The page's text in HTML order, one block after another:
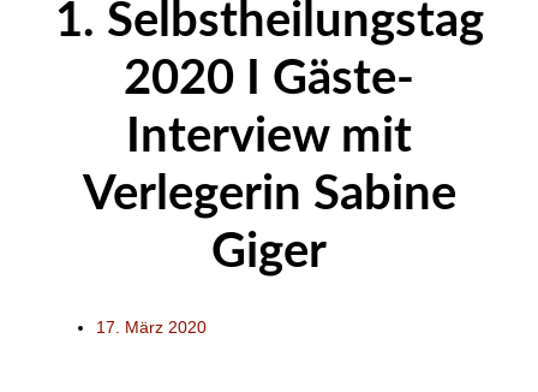
1. Selbstheilungstag
2020 I Gäste-
Interview mit
Verlegerin Sabine
Giger
17. März 2020